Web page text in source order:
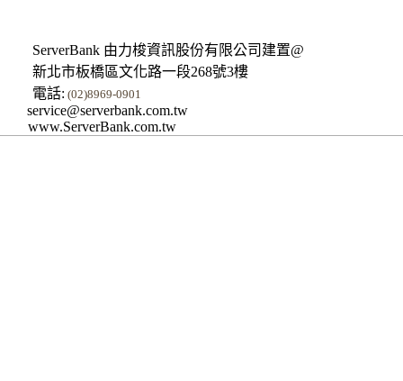
ServerBank 由力梭資訊股份有限公司建置@
新北市板橋區文化路一段268號3樓
電話: (02)8969-0901
service@serverbank.com.tw
www.ServerBank.com.tw